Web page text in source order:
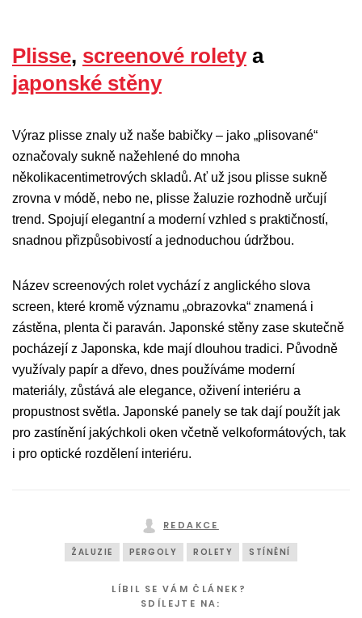
Plisse, screenové roletya
japonské stěny
Výraz plisse znaly už naše babičky – jako „plisované“
označovaly sukně nažehlené do mnoha
několikacentimetrových skladů. Ať už jsou plisse sukně
zrovna v módě, nebo ne, plisse žaluzie rozhodně určují
trend. Spojují elegantní a moderní vzhled s praktičností,
snadnou přizpůsobivostí a jednoduchou údržbou.
Název screenových rolet vychází z anglického slova
screen, které kromě významu „obrazovka“ znamená i
zástěna, plenta či paraván. Japonské stěny zase skutečně
pocházejí z Japonska, kde mají dlouhou tradici. Původně
využívaly papír a dřevo, dnes používáme moderní
materiály, zůstává ale elegance, oživení interiéru a
propustnost světla. Japonské panely se tak dají použít jak
pro zastínění jakýchkoli oken včetně velkoformátových, tak
i pro optické rozdělení interiéru.
REDAKCE
ŽALUZIE PERGOLY ROLETY STÍNĚNÍ
LÍBIL SE VÁM ČLÁNEK?
SDÍLEJTE NA: